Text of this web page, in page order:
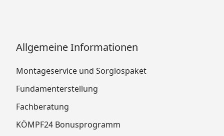
Allgemeine Informationen
Montageservice und Sorglospaket
Fundamenterstellung
Fachberatung
KÖMPF24 Bonusprogramm